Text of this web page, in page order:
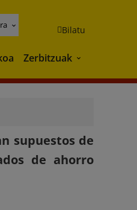
Bilatu
Zerbitzuak Zerbitzuak
supuestos de
de ahorro